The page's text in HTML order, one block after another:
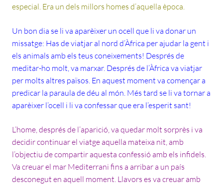
especial. Era un dels millors homes d’aquella època.
Un bon dia se li va aparèixer un ocell que li va donar un
missatge: Has de viatjar al nord d’Àfrica per ajudar la gent i
els animals amb els teus coneixements! Després de
meditar-ho molt, va marxar. Després de l’Àfrica va viatjar
per molts altres països. En aquest moment va començar a
predicar la paraula de déu al món. Més tard se li va tornar a
aparèixer l’ocell i li va confessar que era l’esperit sant!
L’home, després de l’aparició, va quedar molt sorprès i va
decidir continuar el viatge aquella mateixa nit, amb
l’objectiu de compartir aquesta confessió amb els infidels.
Va creuar el mar Mediterrani fins a arribar a un país
desconegut en aquell moment. Llavors es va creuar amb